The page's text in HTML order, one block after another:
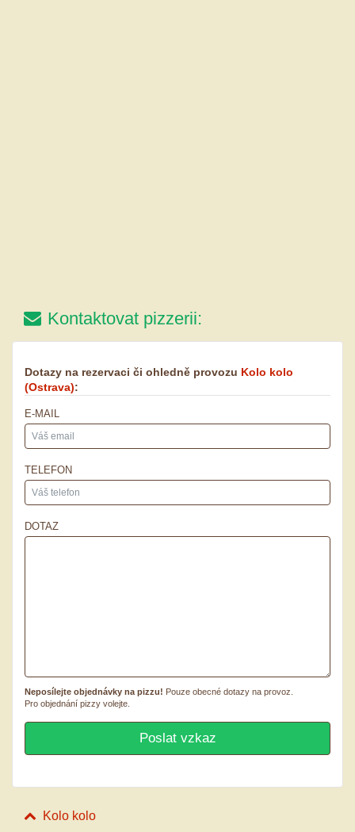
Kontaktovat pizzerii:
Dotazy na rezervaci či ohledně provozu Kolo kolo
(Ostrava):
E-MAIL
TELEFON
DOTAZ
Neposílejte objednávky na pizzu! Pouze obecné dotazy na provoz.
Pro objednání pizzy volejte.
Kolo kolo